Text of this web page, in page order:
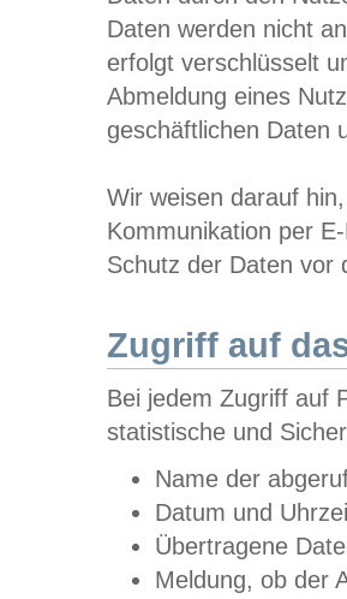
Daten werden nicht
erfolgt verschlüsselt
Abmeldung eines
geschäftlichen Daten
Wir weisen darauf
Kommunikation per
Schutz der Daten vor
Zugriff auf
Bei jedem Zugriff auf
statistische und
Name der
Datum und
Übertragene
Meldung, ob der